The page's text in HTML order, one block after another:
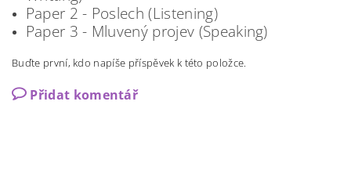
Paper 2 - Poslech (Listening)
Paper 3 - Mluvený projev (Speaking)
Buďte první, kdo napíše příspěvek k této položce.
Přidat komentář